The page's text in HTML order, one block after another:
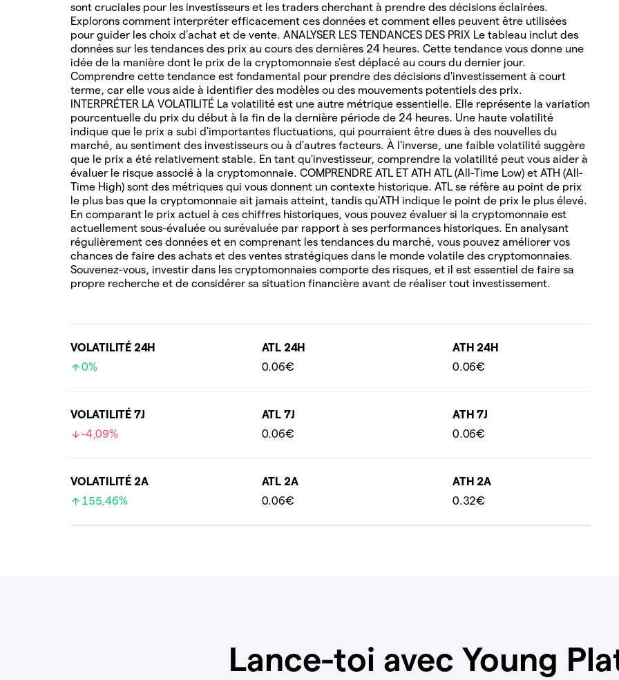
sont cruciales pour les investisseurs et les traders cherchant à prendre des décisions éclairées.
Explorons comment interpréter efficacement ces données et comment elles peuvent être utilisées
pour guider les choix d'achat et de vente. ANALYSER LES TENDANCES DES PRIX Le tableau inclut des
données sur les tendances des prix au cours des dernières 24 heures. Cette tendance vous donne une
idée de la manière dont le prix de la cryptomonnaie s'est déplacé au cours du dernier jour.
Comprendre cette tendance est fondamental pour prendre des décisions d'investissement à court
terme, car elle vous aide à identifier des modèles ou des mouvements potentiels des prix.
INTERPRÉTER LA VOLATILITÉ La volatilité est une autre métrique essentielle. Elle représente la variation
pourcentuelle du prix du début à la fin de la dernière période de 24 heures. Une haute volatilité
indique que le prix a subi d'importantes fluctuations, qui pourraient être dues à des nouvelles du
marché, au sentiment des investisseurs ou à d'autres facteurs. À l'inverse, une faible volatilité suggère
que le prix a été relativement stable. En tant qu'investisseur, comprendre la volatilité peut vous aider à
évaluer le risque associé à la cryptomonnaie. COMPRENDRE ATL ET ATH ATL (All-Time Low) et ATH (All-
Time High) sont des métriques qui vous donnent un contexte historique. ATL se réfère au point de prix
le plus bas que la cryptomonnaie ait jamais atteint, tandis qu'ATH indique le point de prix le plus élevé.
En comparant le prix actuel à ces chiffres historiques, vous pouvez évaluer si la cryptomonnaie est
actuellement sous-évaluée ou surévaluée par rapport à ses performances historiques. En analysant
régulièrement ces données et en comprenant les tendances du marché, vous pouvez améliorer vos
chances de faire des achats et des ventes stratégiques dans le monde volatile des cryptomonnaies.
Souvenez-vous, investir dans les cryptomonnaies comporte des risques, et il est essentiel de faire sa
propre recherche et de considérer sa situation financière avant de réaliser tout investissement.
VOLATILITÉ 24H
0%
ATL 24H
0.06€
ATH 24H
0.06€
VOLATILITÉ 7J
-4,09%
ATL 7J
0.06€
ATH 7J
0.06€
VOLATILITÉ 2A
155,46%
ATL 2A
0.06€
ATH 2A
0.32€
Lance-toi avec Young